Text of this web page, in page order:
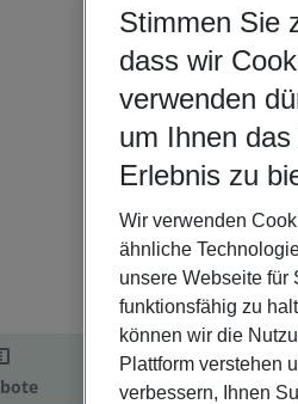
Stimmen Sie
dass wir
verwenden
um Ihnen
Erlebnis zu
Wir verwenden
ähnliche
unsere Webseite für
funktionsfähig zu
können wir die
Plattform verstehen
verbessern, Ihnen